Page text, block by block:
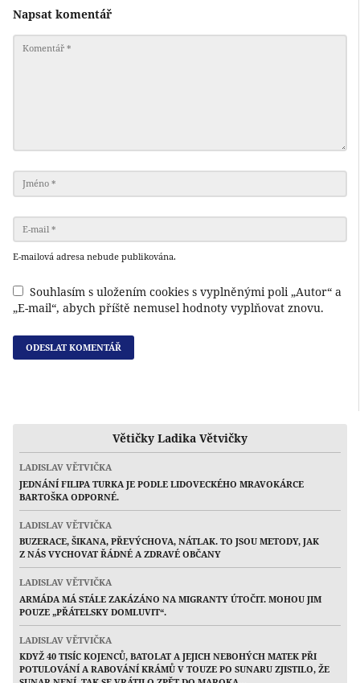
Napsat komentář
E-mailová adresa nebude publikována.
Souhlasím s uložením cookies s vyplněnými poli „Autor“ a
„E-mail“, abych příště nemusel hodnoty vyplňovat znovu.
Větičky Ladika Větvičky
LADISLAV VĚTVIČKA
JEDNÁNÍ FILIPA TURKA JE PODLE LIDOVECKÉHO MRAVOKÁRCE
BARTOŠKA ODPORNÉ.
LADISLAV VĚTVIČKA
BUZERACE, ŠIKANA, PŘEVÝCHOVA, NÁTLAK. TO JSOU METODY, JAK
Z NÁS VYCHOVAT ŘÁDNÉ A ZDRAVÉ OBČANY
LADISLAV VĚTVIČKA
ARMÁDA MÁ STÁLE ZAKÁZÁNO NA MIGRANTY ÚTOČIT. MOHOU JIM
POUZE „PŘÁTELSKY DOMLUVIT“.
LADISLAV VĚTVIČKA
KDYŽ 40 TISÍC KOJENCŮ, BATOLAT A JEJICH NEBOHÝCH MATEK PŘI
POTULOVÁNÍ A RABOVÁNÍ KRÁMŮ V TOUZE PO SUNARU ZJISTILO, ŽE